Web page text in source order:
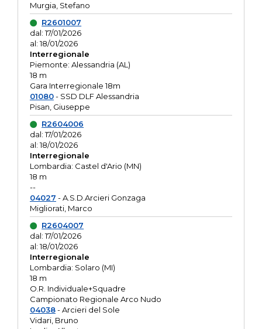
Murgia, Stefano
R2601007
dal: 17/01/2026
al: 18/01/2026
Interregionale
Piemonte: Alessandria (AL)
18 m
Gara Interregionale 18m
01080- SSD DLF Alessandria
Pisan, Giuseppe
R2604006
dal: 17/01/2026
al: 18/01/2026
Interregionale
Lombardia: Castel d'Ario (MN)
18 m
--
04027 - A.S.D.Arcieri Gonzaga
Migliorati, Marco
R2604007
dal: 17/01/2026
al: 18/01/2026
Interregionale
Lombardia: Solaro (MI)
18 m
O.R. Individuale+Squadre
Campionato Regionale Arco Nudo
04038- Arcieri del Sole
Vidari, Bruno